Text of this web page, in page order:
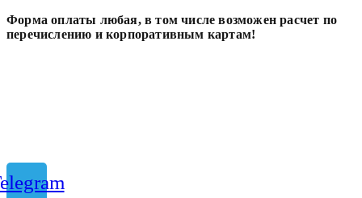
Форма оплаты любая, в том числе возможен расчет по
перечислению и корпоративным картам!